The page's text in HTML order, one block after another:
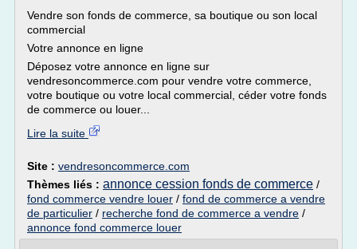
Vendre son fonds de commerce, sa boutique ou son local
commercial
Votre annonce en ligne
Déposez votre annonce en ligne sur
vendresoncommerce.com pour vendre votre commerce,
votre boutique ou votre local commercial, céder votre fonds
de commerce ou louer...
Lire la suite
Site : vendresoncommerce.com
Thèmes liés : annonce cession fonds de commerce /
fond commerce vendre louer / fond de commerce a vendre
de particulier / recherche fond de commerce a vendre /
annonce fond commerce louer